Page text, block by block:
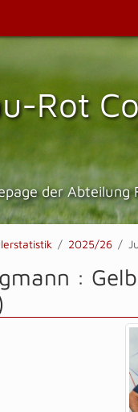
Rot
der Abteilung
2025/26
: